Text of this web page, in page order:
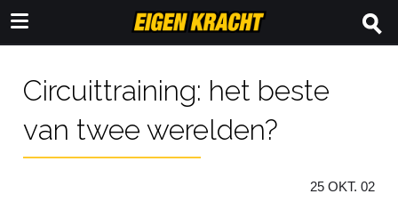
Circuittraining: het beste
van twee werelden?
25 OKT. 02